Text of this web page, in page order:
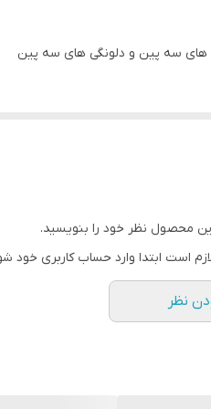
های سه پین و دلونگی های سه پین
محصول نظر خود را بنویسید.
است ابتدا وارد حساب کاربری خود
نظر